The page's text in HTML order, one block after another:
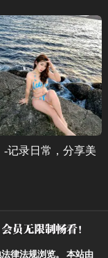
-记录日常，分享美
律法规浏览。
本站由